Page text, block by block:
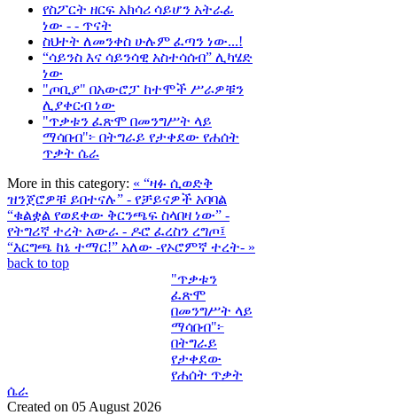
የስፖርት ዘርፍ አክሳሪ ሳይሆን አትራፊ
ነው - - ጥናት
ስህተት ለመንቀስ ሁሉም ፈጣን ነው...!
“ሳይንስ እና ሳይንሳዊ አስተሳሰብ” ሊካሄድ
ነው
"ጦቢያ" በአውሮፓ ከተሞች ሥራዎቹን
ሊያቀርብ ነው
"ጥቃቱን ፈጽሞ በመንግሥት ላይ
ማሳበብ"፦ በትግራይ የታቀደው የሐሰት
ጥቃት ሴራ
More in this category: « “ዛፉ ሲወድቅ
ዝንጀሮዎቹ ይበተናሉ” - የቻይናዎች አባባል
“ቁልቋል የወደቀው ቅርንጫፍ ስላበዛ ነው” -
የትግሪኛ ተረት አውራ - ዶሮ ፈረስን ረግጦ፤
“እርግጫ ከኔ ተማር!” አለው -የኦሮምኛ ተረት- »
back to top
"ጥቃቱን
ፈጽሞ
በመንግሥት ላይ
ማሳበብ"፦
በትግራይ
የታቀደው
የሐሰት ጥቃት
ሴራ
Created on 05 August 2026